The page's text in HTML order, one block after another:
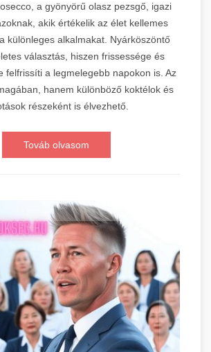
a gyönyörű olasz pezsgő, igazi
akik értékelik az élet kellemes
különleges alkalmakat. Nyárköszöntő
választás, hiszen frissessége és
felfrissíti a legmelegebb napokon is. Az
hanem különböző koktélok és
részeként is élvezhető.
Továb olvasom